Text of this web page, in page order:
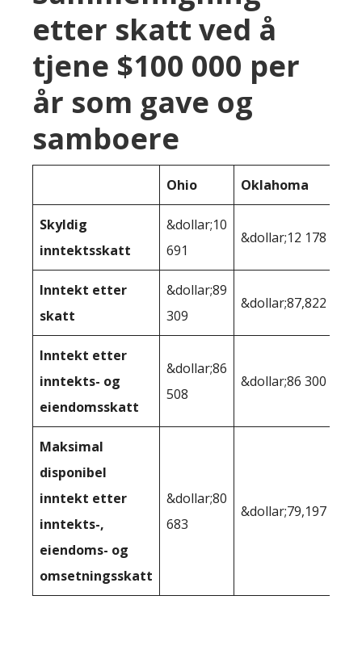
etter skatt ved å
tjene $100 000 per
år som gave og
samboere
Ohio Oklahoma
Skyldig
inntektsskatt
&dollar;10
691
&dollar;12 178
Inntekt etter
skatt
&dollar;89
309
&dollar;87,822
Inntekt etter
inntekts- og
eiendomsskatt
&dollar;86
508
&dollar;86 300
Maksimal
disponibel
inntekt etter
inntekts-,
eiendoms- og
omsetningsskatt
&dollar;80
683
&dollar;79,197